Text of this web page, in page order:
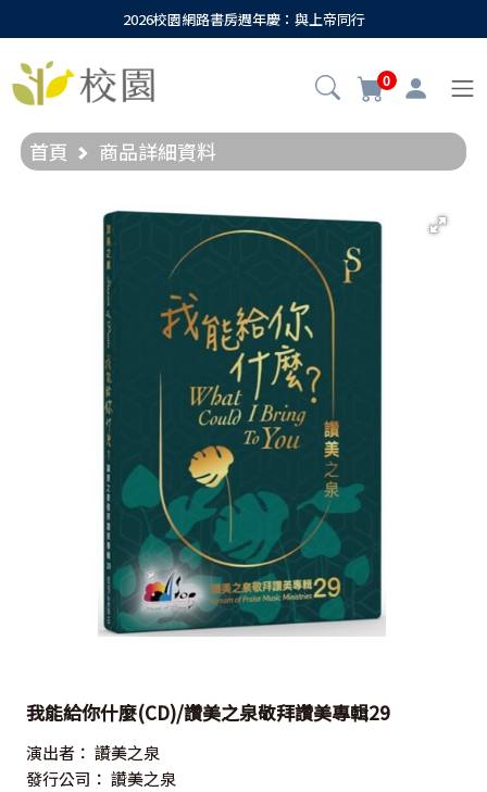
2026校園網路書房週年慶：與上帝同行
0
首頁 商品詳細資料
我能給你什麼(CD)/讚美之泉敬拜讚美專輯29
演出者： 讚美之泉
發行公司： 讚美之泉